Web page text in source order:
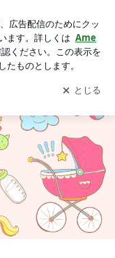
を受け取りまし
開く